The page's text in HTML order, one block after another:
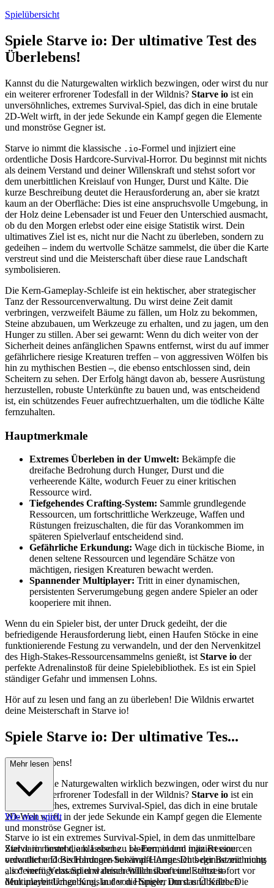
Spielübersicht
Spiele Starve io: Der ultimative Test des
Überlebens!
Kannst du die Naturgewalten wirklich bezwingen, oder wirst du nur
ein weiterer erfrorener Todesfall in der Wildnis? Starve io ist ein
unversöhnliches, extremes Survival-Spiel, das dich in eine brutale
2D-Welt wirft, in der jede Sekunde ein Kampf gegen die Elemente
und monströse Gegner ist.
Starve io nimmt die klassische .io-Formel und injiziert eine
ordentliche Dosis Hardcore-Survival-Horror. Du beginnst mit nichts
als deinem Verstand und deiner Willenskraft und stehst sofort vor
dem unerbittlichen Kreislauf von Hunger, Durst und Kälte. Die
kurze Beschreibung deutet die Herausforderung an, aber sie kratzt
kaum an der Oberfläche: Dies ist eine anspruchsvolle Umgebung, in
der Holz deine Lebensader ist und Feuer den Unterschied ausmacht,
ob du den Morgen erlebst oder eine eisige Statistik wirst. Dein
ultimatives Ziel ist es, nicht nur die Nacht zu überleben, sondern zu
gedeihen – indem du wertvolle Schätze sammelst, die über die Karte
verstreut sind und die Meisterschaft über diese raue Landschaft
symbolisieren.
Die Kern-Gameplay-Schleife ist ein hektischer, aber strategischer
Tanz der Ressourcenverwaltung. Du wirst deine Zeit damit
verbringen, verzweifelt Bäume zu fällen, um Holz zu bekommen,
Steine abzubauen, um Werkzeuge zu erhalten, und zu jagen, um den
Hunger zu stillen. Aber sei gewarnt: Wenn du dich weiter von der
Sicherheit deines anfänglichen Spawns entfernst, wirst du auf immer
gefährlichere riesige Kreaturen treffen – von aggressiven Wölfen bis
hin zu mythischen Bestien –, die ebenso entschlossen sind, dein
Scheitern zu sehen. Der Erfolg hängt davon ab, bessere Ausrüstung
herzustellen, robuste Unterkünfte zu bauen und, was entscheidend
ist, ein schützendes Feuer aufrechtzuerhalten, um die tödliche Kälte
fernzuhalten.
Hauptmerkmale
Extremes Überleben in der Umwelt: Bekämpfe die
dreifache Bedrohung durch Hunger, Durst und die
verheerende Kälte, wodurch Feuer zu einer kritischen
Ressource wird.
Tiefgehendes Crafting-System: Sammle grundlegende
Ressourcen, um fortschrittliche Werkzeuge, Waffen und
Rüstungen freizuschalten, die für das Vorankommen im
späteren Spielverlauf entscheidend sind.
Gefährliche Erkundung: Wage dich in tückische Biome, in
denen seltene Ressourcen und legendäre Schätze von
mächtigen, riesigen Kreaturen bewacht werden.
Spannender Multiplayer: Tritt in einer dynamischen,
persistenten Serverumgebung gegen andere Spieler an oder
kooperiere mit ihnen.
Wenn du ein Spieler bist, der unter Druck gedeiht, der die
befriedigende Herausforderung liebt, einen Haufen Stöcke in eine
funktionierende Festung zu verwandeln, und der den Nervenkitzel
des High-Stakes-Ressourcensammelns genießt, ist Starve io der
perfekte Adrenalinstoß für deine Spielebibliothek. Es ist ein Spiel
ständiger Gefahr und immensen Lohns.
Hör auf zu lesen und fang an zu überleben! Die Wildnis erwartet
deine Meisterschaft in Starve io!
Spiele Starve io: Der ultimative Tes...
t des Überlebens!
Kannst du die Naturgewalten wirklich bezwingen, oder wirst du nur
ein weiterer erfrorener Todesfall in der Wildnis? Starve io ist ein
unversöhnliches, extremes Survival-Spiel, das dich in eine brutale
2D-Welt wirft, in der jede Sekunde ein Kampf gegen die Elemente
und monströse Gegner ist.
Starve io nimmt die klassische.io-Formel und injiziert eine
ordentliche Dosis Hardcore-Survival-Horror. Du beginnst mit nichts
als deinem Verstand und deiner Willenskraft und stehst sofort vor
dem unerbittlichen Kreislauf von Hunger, Durst und Kälte. Die
Mehr lesen
Wie man spielt
Starve io ist ein extremes Survival-Spiel, in dem das unmittelbare
Ziel darin besteht, am Leben zu bleiben, indem man Ressourcen
verwaltet und Bedrohungen bekämpft. Angesichts der Bezeichnung
„.io“ verfügt das Spiel wahrscheinlich über eine Echtzeit-
Multiplayer-Umgebung, in der die Spieler um das Überleben